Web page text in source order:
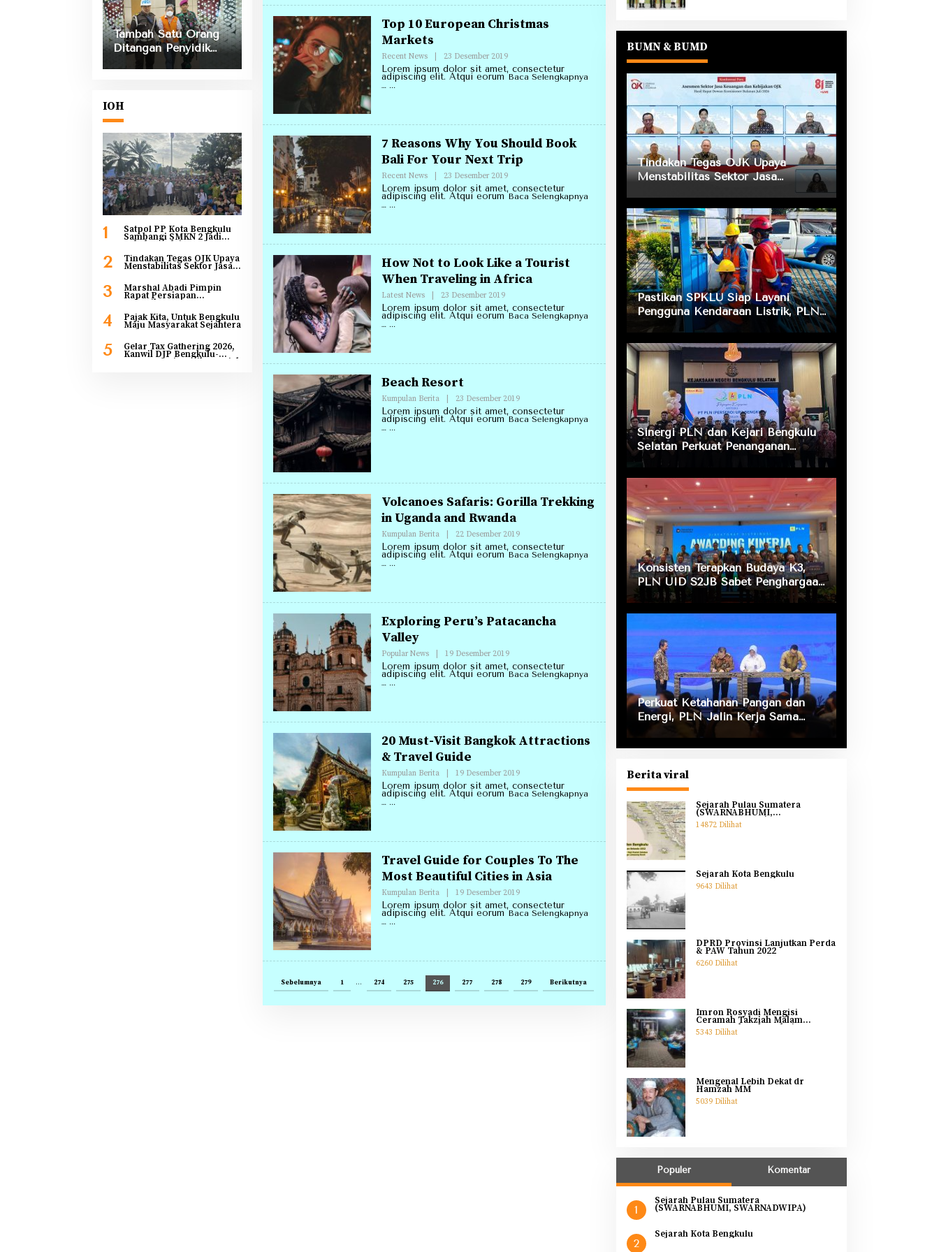
Tumbuh 8 Persen
Tambah Satu Orang
Ditangan Penyidik
Kejati Bengkulu
Mega Mall dan PTM
Bengkulu
IOH
1 Satpol PP Kota Bengkulu
Sambangi SMKN 2 Jadi
Sahabat Pelajar
2 Tindakan Tegas OJK Upaya
Menstabilitas Sektor Jasa
Pengembangan dan
Penguatan Sektor
3 Marshal Abadi Pimpin
Rapat Persiapan
Pelantikan Pengurus PWI
2031, Mendominasi
Angkatan Muda Sebagai
4 Pajak Kita, Untuk Bengkulu
Maju Masyarakat Sejahtera
5 Gelar Tax Gathering 2026,
Kanwil DJP Bengkulu-
Lampung Sinergikan Pajak
Top 10 European Christmas
Markets
Recent News 23 Desember 2019Oleh
Redaksi
Annirell.Com
Lorem ipsum dolor sit amet, consectetur
adipiscing elit. Atqui eorumBaca Selengkapnya
…
7 Reasons Why You Should Book
Bali For Your Next Trip
Recent News 23 Desember 2019Oleh
Redaksi
Annirell.Com
Lorem ipsum dolor sit amet, consectetur
adipiscing elit. Atqui eorumBaca Selengkapnya
…
How Not to Look Like a Tourist
When Traveling in Africa
Latest News 23 Desember 2019Oleh
Redaksi
Annirell.Com
Lorem ipsum dolor sit amet, consectetur
adipiscing elit. Atqui eorumBaca Selengkapnya
…
Beach Resort
Kumpulan Berita 23 Desember 2019Oleh
Redaksi
Annirell.Com
Lorem ipsum dolor sit amet, consectetur
adipiscing elit. Atqui eorumBaca Selengkapnya
…
Volcanoes Safaris: Gorilla Trekking
in Uganda and Rwanda
Kumpulan Berita 22 Desember 2019Oleh
Redaksi
Annirell.Com
Lorem ipsum dolor sit amet, consectetur
adipiscing elit. Atqui eorumBaca Selengkapnya
…
Exploring Peru’s Patacancha
Valley
Popular News 19 Desember 2019Oleh
Redaksi
Annirell.Com
Lorem ipsum dolor sit amet, consectetur
adipiscing elit. Atqui eorumBaca Selengkapnya
…
20 Must-Visit Bangkok Attractions
& Travel Guide
Kumpulan Berita 19 Desember 2019Oleh
Redaksi
Annirell.Com
Lorem ipsum dolor sit amet, consectetur
adipiscing elit. Atqui eorumBaca Selengkapnya
…
Travel Guide for Couples To The
Most Beautiful Cities in Asia
Kumpulan Berita 19 Desember 2019Oleh
Redaksi
Annirell.Com
Lorem ipsum dolor sit amet, consectetur
adipiscing elit. Atqui eorumBaca Selengkapnya
…
Sebelumnya 1 … 274 275 276 277 278 279 Berikutnya
BUMN & BUMD
Tindakan Tegas OJK Upaya
Menstabilitas Sektor Jasa
Sektor Keuangan
Pastikan SPKLU Siap Layani
Pengguna Kendaraan Listrik, PLN
ULP Nusa Indah Lakukan
Daya
Sinergi PLN dan Kejari Bengkulu
Selatan Perkuat Penanganan
Masalah Hukum, Dukung Layanan
Konsisten Terapkan Budaya K3,
PLN UID S2JB Sabet Penghargaan
Zero Accident
Perkuat Ketahanan Pangan dan
Energi, PLN Jalin Kerja Sama
Strategis dengan Kementerian
Berita viral
Sejarah Pulau Sumatera
(SWARNABHUMI,
SWARNADWIPA)
14872 Dilihat
Sejarah Kota Bengkulu
9643 Dilihat
DPRD Provinsi Lanjutkan Perda
& PAW Tahun 2022
6260 Dilihat
Imron Rosyadi Mengisi
Ceramah Takziah Malam
Pertama Ibunda Helmi
5343 Dilihat
Mengenal Lebih Dekat dr
Hamzah MM
5039 Dilihat
Populer Komentar
1
Sejarah Pulau Sumatera
(SWARNABHUMI, SWARNADWIPA)
2
Sejarah Kota Bengkulu